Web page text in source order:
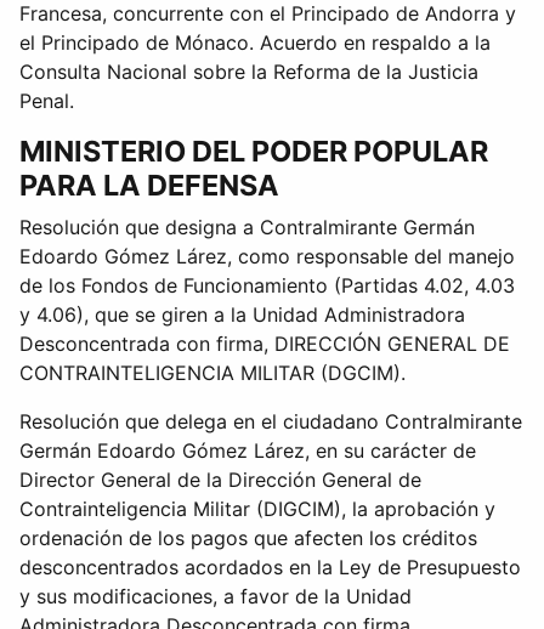
Francesa, concurrente con el Principado de Andorra y
el Principado de Mónaco. Acuerdo en respaldo a la
Consulta Nacional sobre la Reforma de la Justicia
Penal.
MINISTERIO DEL PODER POPULAR
PARA LA DEFENSA
Resolución que designa a Contralmirante Germán
Edoardo Gómez Lárez, como responsable del manejo
de los Fondos de Funcionamiento (Partidas 4.02, 4.03
y 4.06), que se giren a la Unidad Administradora
Desconcentrada con firma, DIRECCIÓN GENERAL DE
CONTRAINTELIGENCIA MILITAR (DGCIM).
Resolución que delega en el ciudadano Contralmirante
Germán Edoardo Gómez Lárez, en su carácter de
Director General de la Dirección General de
Contrainteligencia Militar (DIGCIM), la aprobación y
ordenación de los pagos que afecten los créditos
desconcentrados acordados en la Ley de Presupuesto
y sus modificaciones, a favor de la Unidad